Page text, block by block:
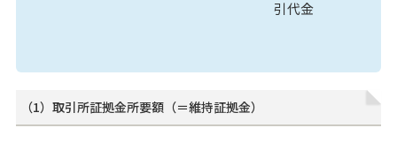
引代金
（1）取引所証拠金所要額（＝維持証拠金）